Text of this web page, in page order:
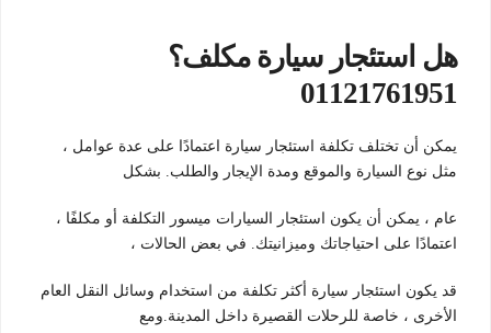
هل استئجار سيارة مكلف؟
01121761951
يمكن أن تختلف تكلفة استئجار سيارة اعتمادًا على عدة عوامل ،
مثل نوع السيارة والموقع ومدة الإيجار والطلب. بشكل
عام ، يمكن أن يكون استئجار السيارات ميسور التكلفة أو مكلفًا ،
اعتمادًا على احتياجاتك وميزانيتك. في بعض الحالات ،
قد يكون استئجار سيارة أكثر تكلفة من استخدام وسائل النقل العام
الأخرى ، خاصة للرحلات القصيرة داخل المدينة.ومع